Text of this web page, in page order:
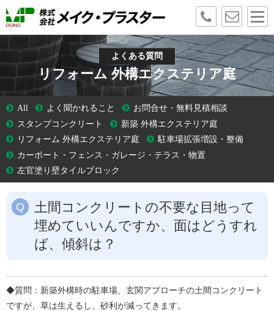
よくある質問
リフォーム 外構エクステリア庭
All よく聞かれること
お問合せ・無料見積相談
スタンプコンクリート
新築 外構エクステリア庭
リフォーム 外構エクステリア庭
駐車場拡張増設・整備
カーポート・フェンス・ガレージ・テラス・物置
左官塗り壁タイルブロック
土間コンクリートの不要な目地って
埋めていいんですか、面はどうすれ
ば、傾斜は？
◆質問：新築外構時の駐車場、玄関アプローチの土間コンクリート
ですが、草は生えるし、砂利が減ってきます。